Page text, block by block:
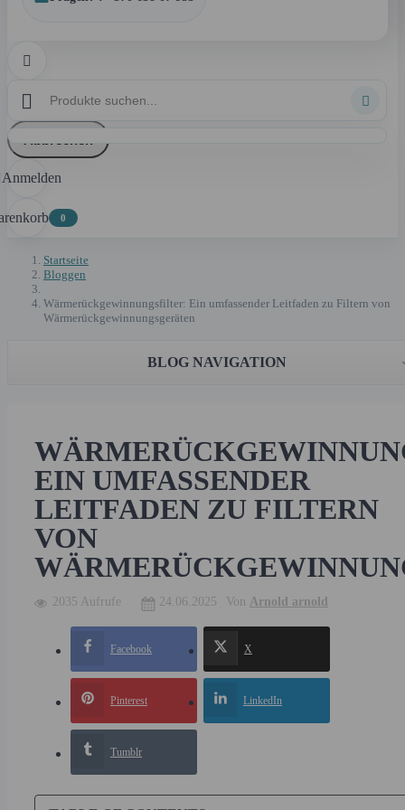

 
Anmelden
0
Startseite
Bloggen
Wärmerückgewinnungsfilter: Ein umfassender Leitfaden zu Filtern von
Wärmerückgewinnungsgeräten
BLOG NAVIGATION
EIN UMFASSENDER
LEITFADEN ZU FILTERN
VON
2035 Aufrufe 24.06.2025 Von Arnold arnold
Facebook X
Pinterest LinkedIn
Tumblr